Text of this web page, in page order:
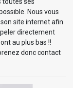
Nous vous
site internet afin
directement
au plus bas !!
donc contact